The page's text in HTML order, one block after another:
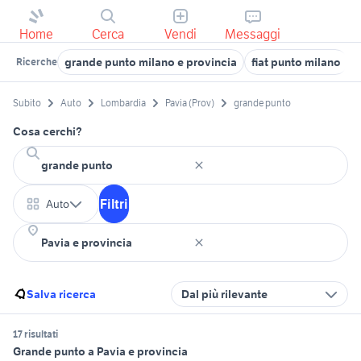
Home Cerca Vendi Messaggi
Ricerche grande punto milano e provincia fiat punto milano
Subito Auto Lombardia Pavia (Prov) grande punto
Cosa cerchi?
Auto Filtri
Salva ricerca Dal più rilevante
17 risultati
Grande punto a Pavia e provincia